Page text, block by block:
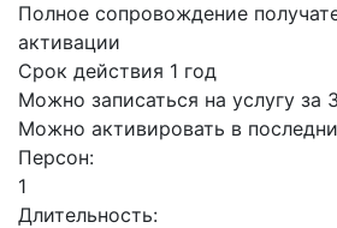
Полное сопровождение
активации
Срок действия 1 год
Можно записаться на услугу за
Можно активировать в
Персон:
1
Длительность: